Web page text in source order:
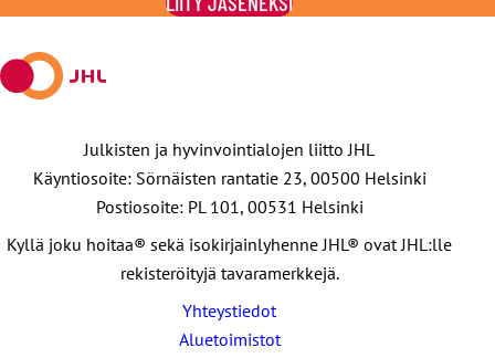
X:ssä
Julkisten ja hyvinvointialojen liitto JHL
Käyntiosoite: Sörnäisten rantatie 23, 00500 Helsinki
Postiosoite: PL 101, 00531 Helsinki
Kyllä joku hoitaa® sekä isokirjainlyhenne JHL® ovat JHL:lle
rekisteröityjä tavaramerkkejä.
Yhteystiedot
Aluetoimistot